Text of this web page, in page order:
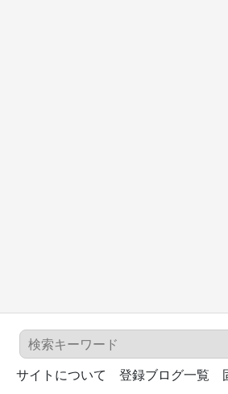
サイトについて 登録ブログ一覧